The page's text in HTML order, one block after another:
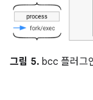
그림 5. bcc 플러그